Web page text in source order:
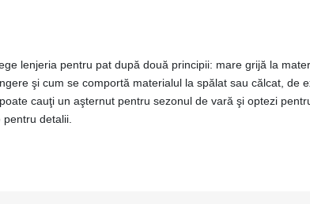
lenjeria pentru pat după două principii: mare grijă la
şi cum se comportă materialul la spălat sau călcat,
cauţi un aşternut pentru sezonul de vară şi optezi
detalii.